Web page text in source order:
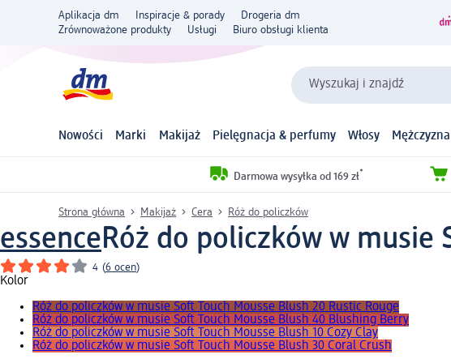
Aplikacja dm Inspiracje & porady
Drogeria dm
Zrównoważone produkty
Usługi Biuro obsługi klienta
Wyszukaj i znajdź
Nowości Marki Makijaż Pielęgnacja & perfumy Włosy Mężczyzna
Darmowa wysyłka od 169 zł*
Strona główna Makijaż Cera Róż do policzków
essenceRóż do policzków w musie
4 (6 ocen)
Kolor
Róż do policzków w musie Soft Touch Mousse Blush 20 Rustic Rouge
Róż do policzków w musie Soft Touch Mousse Blush 40 Blushing Berry
Róż do policzków w musie Soft Touch Mousse Blush 10 Cozy Clay
Róż do policzków w musie Soft Touch Mousse Blush 30 Coral Crush